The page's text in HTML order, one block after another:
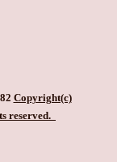
Copyright(c)
reserved.